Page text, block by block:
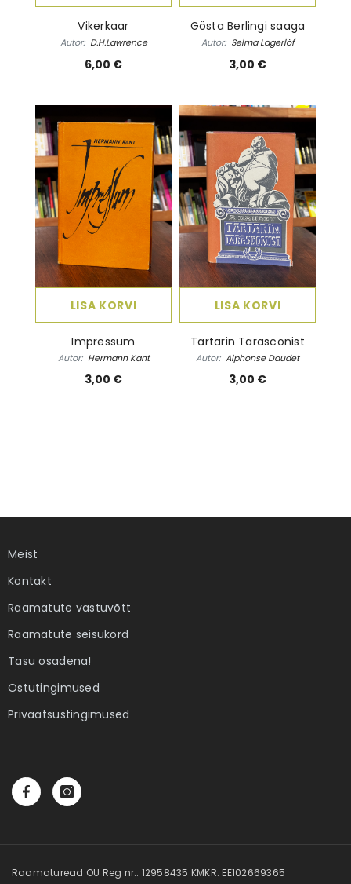
Vikerkaar
Autor: D.H.Lawrence
6,00 €
Gösta Berlingi saaga
Autor: Selma Lagerlöf
3,00 €
LISA KORVI
Impressum
Autor: Hermann Kant
3,00 €
LISA KORVI
Tartarin Tarasconist
Autor: Alphonse Daudet
3,00 €
Meist
Kontakt
Raamatute vastuvõtt
Raamatute seisukord
Tasu osadena!
Ostutingimused
Privaatsustingimused
Raamaturead OÜ Reg nr.: 12958435 KMKR: EE102669365